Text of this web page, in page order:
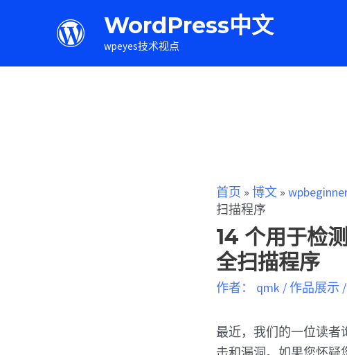
WordPress中文
wpeyes技术视点
首页 »博文 »
扫描程序
14 个用于检
全扫描程序
作者： qmk /作品展示
最近，我们的一位读者